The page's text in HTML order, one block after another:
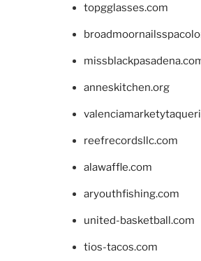
topgglasses.com
anneskitchen.org
reefrecordsllc.com
alawaffle.com
aryouthfishing.com
united-basketball.com
tios-tacos.com